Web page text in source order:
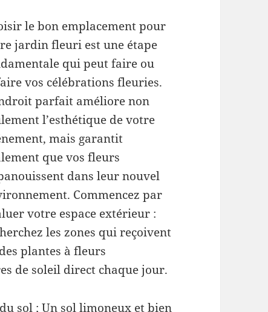
le bon emplacement pour
jardin fleuri est une étape
qui peut faire ou
vos célébrations fleuries.
parfait améliore non
l’esthétique de votre
mais garantit
que vos fleurs
dans leur nouvel
Commencez par
votre espace extérieur :
les zones qui reçoivent
plantes à fleurs
de soleil direct chaque jour.
sol ; Un sol limoneux et bien